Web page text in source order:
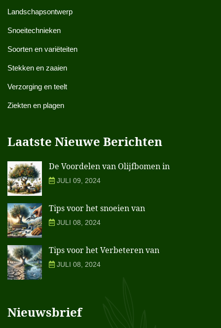
Landschapsontwerp
Snoeitechnieken
Soorten en variëteiten
Stekken en zaaien
Verzorging en teelt
Ziekten en plagen
Laatste Nieuwe Berichten
De Voordelen van Olijfbomen in
JULI 09, 2024
Tips voor het snoeien van
JULI 08, 2024
Tips voor het Verbeteren van
JULI 08, 2024
Nieuwsbrief